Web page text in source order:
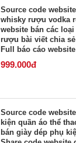
Source code
whisky rượu vodka
website bán các
rượu bài viết chia
Full báo cáo
999.000đ
Source code
kiện quần áo thể
bán giày dép phụ